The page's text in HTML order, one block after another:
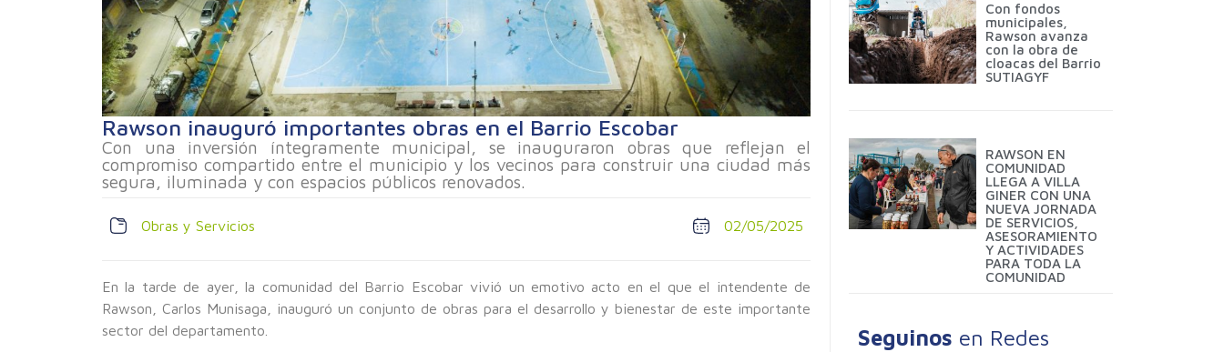
Rawson inauguró importantes obras en el Barrio Escobar
Con una inversión íntegramente municipal, se inauguraron obras que reflejan el
compromiso compartido entre el municipio y los vecinos para construir una ciudad más
segura, iluminada y con espacios públicos renovados.
Obras y Servicios 02/05/2025
En la tarde de ayer, la comunidad del Barrio Escobar vivió un emotivo acto en el que el intendente de
Rawson, Carlos Munisaga, inauguró un conjunto de obras para el desarrollo y bienestar de este importante
sector del departamento.
Con fondos
municipales,
Rawson avanza
con la obra de
cloacas del Barrio
SUTIAGYF
RAWSON EN
COMUNIDAD
LLEGA A VILLA
GINER CON UNA
NUEVA JORNADA
DE SERVICIOS,
ASESORAMIENTO
Y ACTIVIDADES
PARA TODA LA
COMUNIDAD
Seguinos en Redes